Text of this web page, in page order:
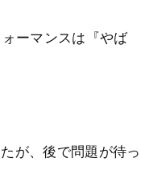
ーマンスは『やば
が、後で問題が待っ